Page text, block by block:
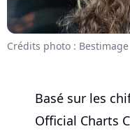
Crédits photo : Bestimage
Basé sur les
Official Charts